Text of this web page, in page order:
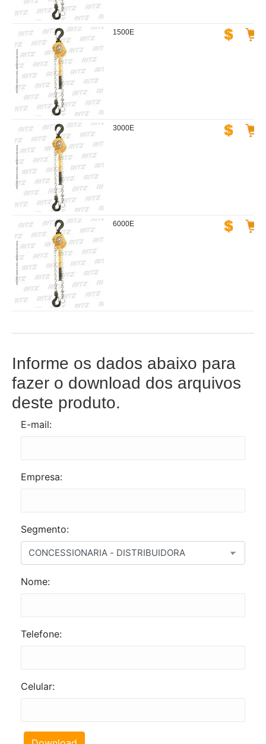
1500E
3000E
6000E
Informe os dados abaixo para
fazer o download dos arquivos
deste produto.
E-mail:
Empresa:
Segmento:
Nome:
Telefone:
Celular: